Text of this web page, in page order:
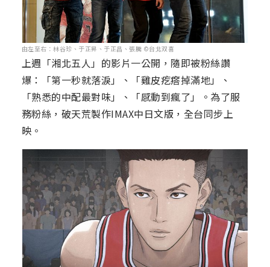
由左至右：林谷珍、于正昇、于正昌、張騰 ©台北双喜
上週「湘北五人」的影片一公開，隨即被粉絲讚
爆：「第一秒就落淚」、「雞皮疙瘩掉滿地」、
「熟悉的中配最對味」、「感動到瘋了」。為了服
務粉絲，破天荒製作IMAX中日文版，全台同步上
映。